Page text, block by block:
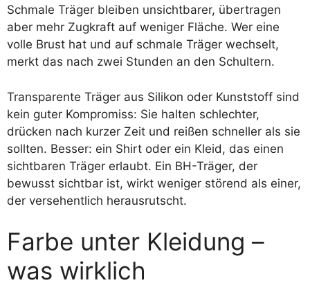
Schmale Träger bleiben unsichtbarer, übertragen
aber mehr Zugkraft auf weniger Fläche. Wer eine
volle Brust hat und auf schmale Träger wechselt,
merkt das nach zwei Stunden an den Schultern.
Transparente Träger aus Silikon oder Kunststoff sind
kein guter Kompromiss: Sie halten schlechter,
drücken nach kurzer Zeit und reißen schneller als sie
sollten. Besser: ein Shirt oder ein Kleid, das einen
sichtbaren Träger erlaubt. Ein BH-Träger, der
bewusst sichtbar ist, wirkt weniger störend als einer,
der versehentlich herausrutscht.
Farbe unter Kleidung –
was wirklich